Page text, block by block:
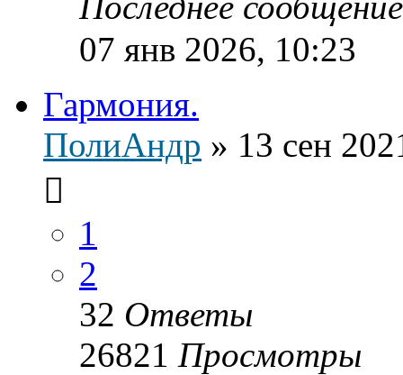
07 янв 2026, 10:23
Гармония.
ПолиАндр » 13 сен
1
2
32 Ответы
26821 Просмотры